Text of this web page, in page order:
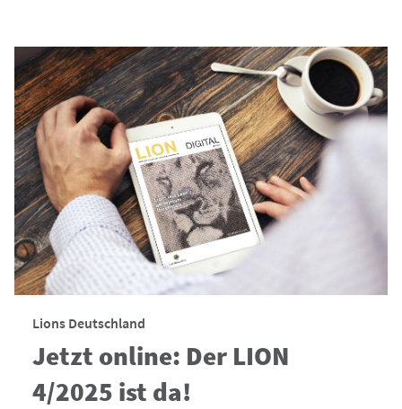
Lions Deutschland
Jetzt online: Der LION
4/2025 ist da!